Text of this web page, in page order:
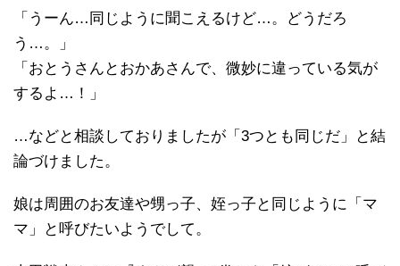
「うーん…同じように聞こえるけど…。どうだろ
う…。」
「おとうさんとおかあさんで、微妙に違っている気が
するよ…！」
…などと相談しておりましたが「3つとも同じだ」と結
論づけました。
娘は周囲のお友達や甥っ子、姪っ子と同じように「マ
マ」と呼びたいようでして。